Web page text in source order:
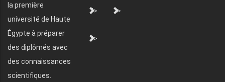
la première
université de Haute
Égypte à préparer
des diplômés avec
des connaissances
scientifiques.
"> ">
">